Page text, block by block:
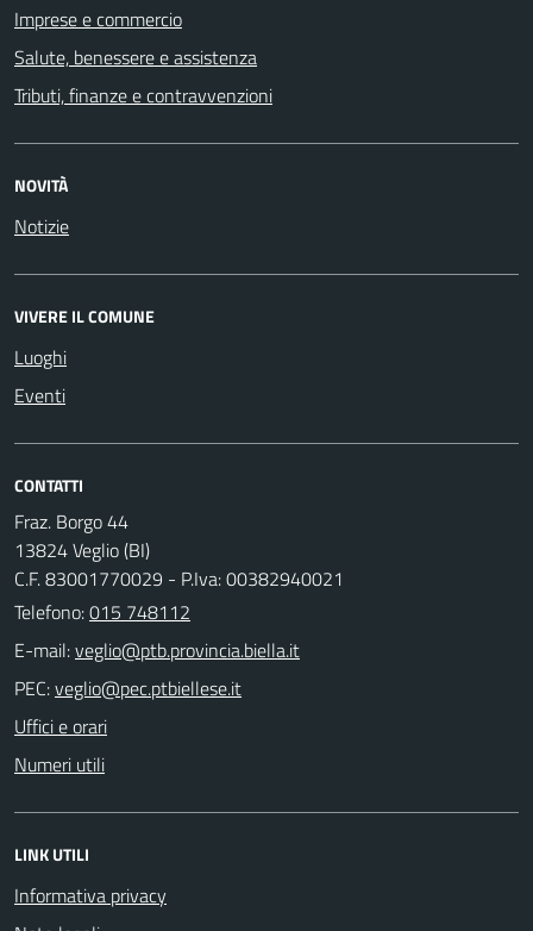
Imprese e commercio
Salute, benessere e assistenza
Tributi, finanze e contravvenzioni
NOVITÀ
Notizie
VIVERE IL COMUNE
Luoghi
Eventi
CONTATTI
Fraz. Borgo 44
13824 Veglio (BI)
C.F. 83001770029 - P.Iva: 00382940021
Telefono:015 748112
E-mail:
PEC:
Uffici e orari
Numeri utili
LINK UTILI
Informativa privacy